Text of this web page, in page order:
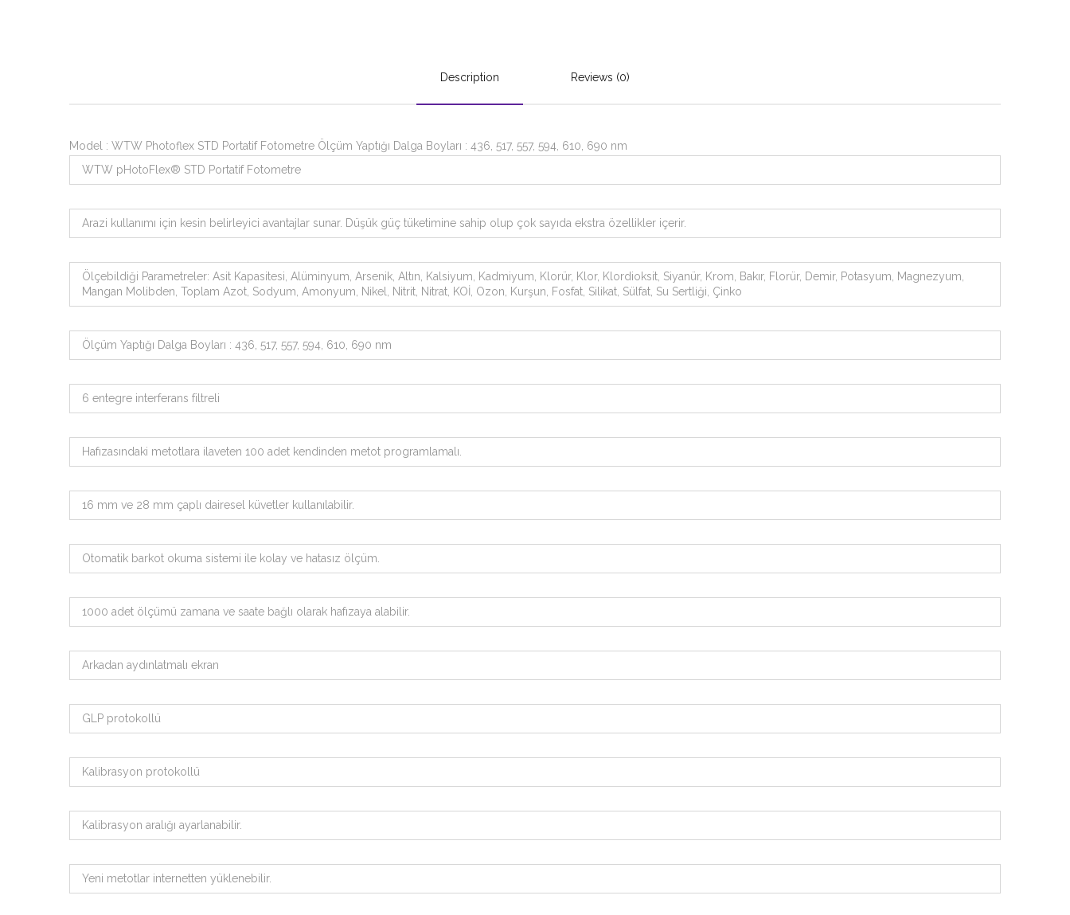
Description Reviews (0)
Model : WTW Photoflex STD Portatif Fotometre Ölçüm Yaptığı Dalga Boyları : 436, 517, 557, 594, 610, 690 nm
WTW pHotoFlex® STD Portatif Fotometre
Arazi kullanımı için kesin belirleyici avantajlar sunar. Düşük güç tüketimine sahip olup çok sayıda ekstra özellikler içerir.
Ölçebildiği Parametreler: Asit Kapasitesi, Alüminyum, Arsenik, Altın, Kalsiyum, Kadmiyum, Klorür, Klor, Klordioksit, Siyanür, Krom, Bakır, Florür, Demir, Potasyum, Magnezyum,
Mangan Molibden, Toplam Azot, Sodyum, Amonyum, Nikel, Nitrit, Nitrat, KOİ, Ozon, Kurşun, Fosfat, Silikat, Sülfat, Su Sertliği, Çinko
Ölçüm Yaptığı Dalga Boyları : 436, 517, 557, 594, 610, 690 nm
6 entegre interferans filtreli
Hafızasındaki metotlara ilaveten 100 adet kendinden metot programlamalı.
16 mm ve 28 mm çaplı dairesel küvetler kullanılabilir.
Otomatik barkot okuma sistemi ile kolay ve hatasız ölçüm.
1000 adet ölçümü zamana ve saate bağlı olarak hafızaya alabilir.
Arkadan aydınlatmalı ekran
GLP protokollü
Kalibrasyon protokollü
Kalibrasyon aralığı ayarlanabilir.
Yeni metotlar internetten yüklenebilir.